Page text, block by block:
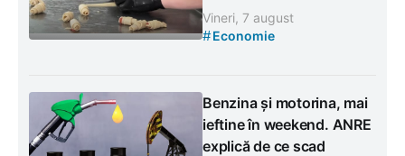
Vineri, 7 august
#Economie
Benzina și motorina, mai
ieftine în weekend. ANRE
explică de ce scad